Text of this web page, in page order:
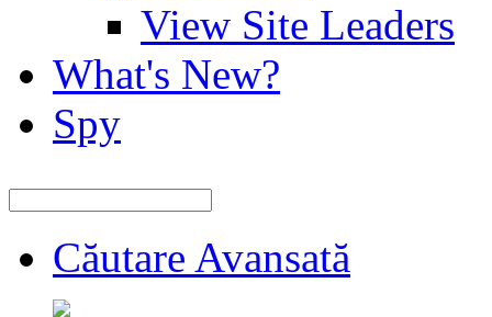
View Site Leaders
What's New?
Spy
Căutare Avansată